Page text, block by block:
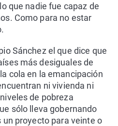
que nadie fue capaz de
Como para no estar
Sánchez el que dice que
más desiguales de
cola en la emancipación
ni vivienda ni
de pobreza
sólo lleva gobernando
un proyecto para veinte o